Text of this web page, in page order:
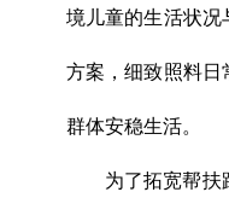
境儿童的生活状况
方案，细致照料日
群体安稳生活。
为了拓宽帮扶